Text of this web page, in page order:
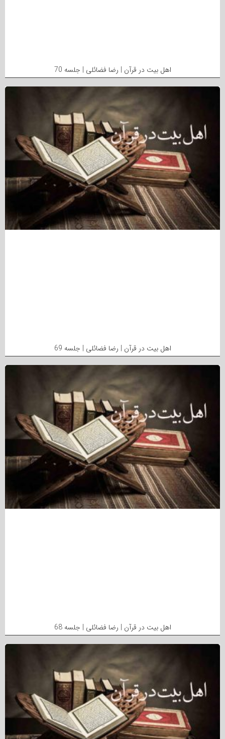
اهل بیت در قرآن | رضا فضائلی | جلسه 70
اهل بیت در قرآن | رضا فضائلی | جلسه 69
اهل بیت در قرآن | رضا فضائلی | جلسه 68